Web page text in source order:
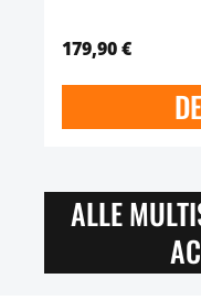
179,90 €
ALLE